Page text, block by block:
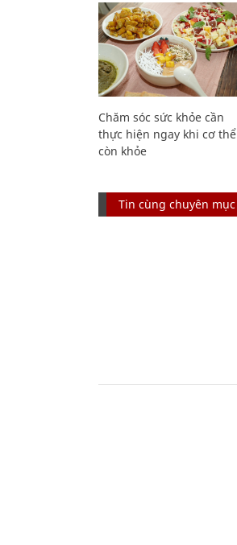
Chăm sóc sức khỏe cần
thực hiện ngay khi cơ thể
còn khỏe
Tin cùng chuyên mục